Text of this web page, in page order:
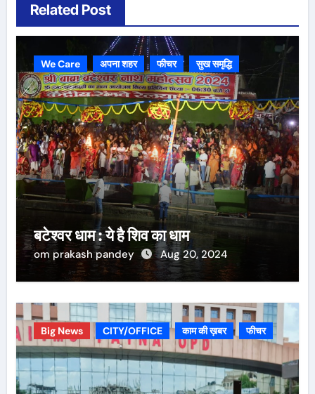
Related Post
We Care अपना शहर फीचर सुख समृद्धि
बटेश्वर धाम : ये है शिव का धाम
om prakash pandey Aug 20, 2024
Big News CITY/OFFICE काम की ख़बर फीचर